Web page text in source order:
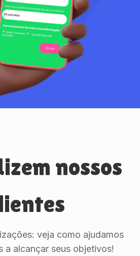
nossos
veja como ajudamos
a alcançar seus objetivos!